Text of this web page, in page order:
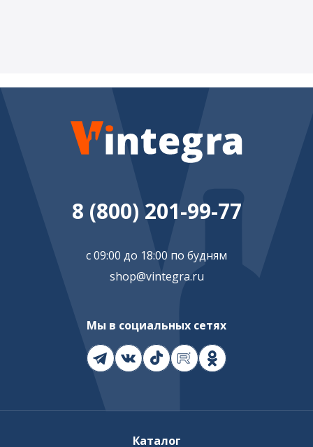
8 (800) 201-99-77
с 09:00 до 18:00 по будням
shop@vintegra.ru
Мы в социальных сетях
Каталог